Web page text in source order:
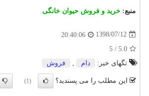
منبع: خرید و فروش حیوان خانگی
1398/07/12
20:40:06
5.0
/
5
تگهای خبر:
دام فروش
این مطلب را می پسندید؟ (1)